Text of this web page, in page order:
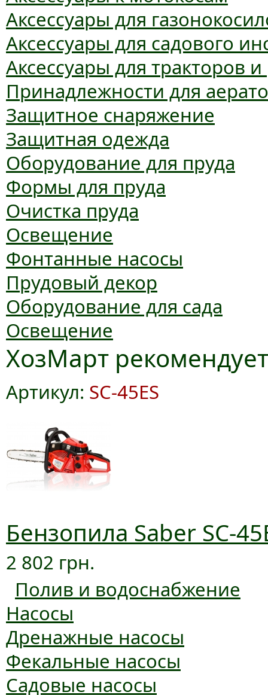
Аксессуары для
Аксессуары для садового
Аксессуары для тракторов
Принадлежности для
Защитное снаряжение
Защитная одежда
Оборудование для пруда
Формы для пруда
Очистка пруда
Освещение
Фонтанные насосы
Прудовый декор
Оборудование для сада
Освещение
ХозМарт рекомендует
Артикул: SC-45ES
Бензопила Saber SC-
2 802 грн.
Полив и водоснабжение
Насосы
Дренажные насосы
Фекальные насосы
Садовые насосы